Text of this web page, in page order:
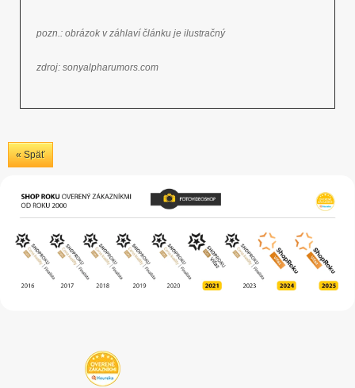
pozn.: obrázok v záhlaví článku je ilustračný
zdroj: sonyalpharumors.com
« Späť